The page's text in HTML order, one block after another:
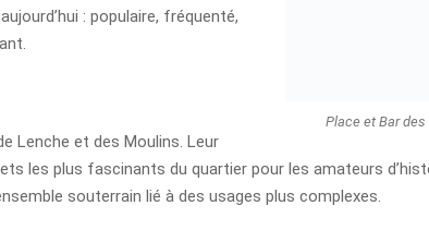
Place et Bar
: populaire, fréquenté,
Lenche et des Moulins. Leur
les plus fascinants du quartier pour les amateurs
souterrain lié à des usages plus complexes.